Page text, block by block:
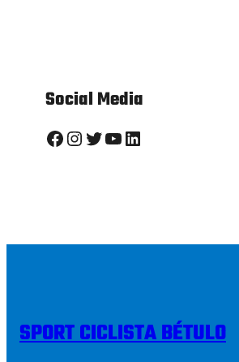
Social Media
Facebook InstagramTwitter YouTube LinkedIn
SPORT CICLISTA BÉTULO